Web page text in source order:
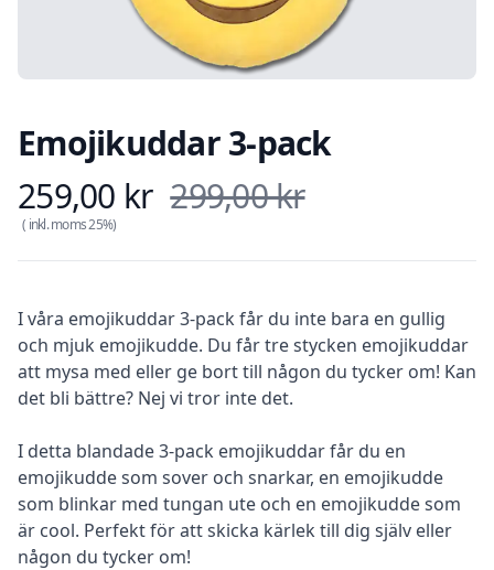
Emojikuddar 3-pack
Produkt information
259,00 kr 299,00 kr
( inkl. moms25%)
Description
I våra emojikuddar 3-pack får du inte bara en gullig
och mjuk emojikudde. Du får tre stycken emojikuddar
att mysa med eller ge bort till någon du tycker om! Kan
det bli bättre? Nej vi tror inte det.
I detta blandade 3-pack emojikuddar får du en
emojikudde som sover och snarkar, en emojikudde
som blinkar med tungan ute och en emojikudde som
är cool. Perfekt för att skicka kärlek till dig själv eller
någon du tycker om!